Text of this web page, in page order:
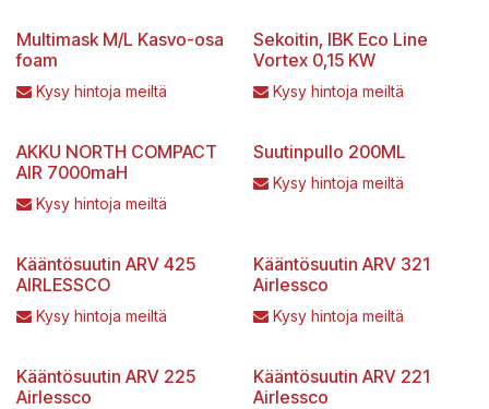
Multimask M/L Kasvo-osa
foam
Kysy hintoja meiltä
Sekoitin, IBK Eco Line
Vortex 0,15 KW
Kysy hintoja meiltä
AKKU NORTH COMPACT
AIR 7000maH
Kysy hintoja meiltä
Suutinpullo 200ML
Kysy hintoja meiltä
Kääntösuutin ARV 425
AIRLESSCO
Kysy hintoja meiltä
Kääntösuutin ARV 321
Airlessco
Kysy hintoja meiltä
Kääntösuutin ARV 225
Airlessco
Kääntösuutin ARV 221
Airlessco